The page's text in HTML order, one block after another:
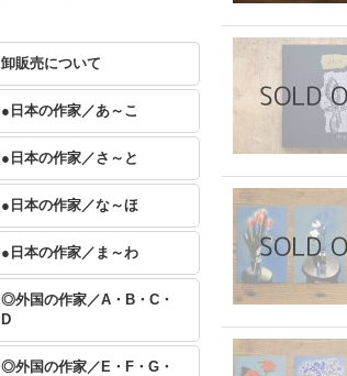
卸販売について
●日本の作家／あ～こ
●日本の作家／さ～と
●日本の作家／な～ほ
●日本の作家／ま～わ
◎外国の作家／A・B・C・
D
◎外国の作家／E・F・G・